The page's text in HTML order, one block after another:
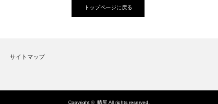
トップページに戻る
サイトマップ
Copyright © 晴屋 All rights reserved.